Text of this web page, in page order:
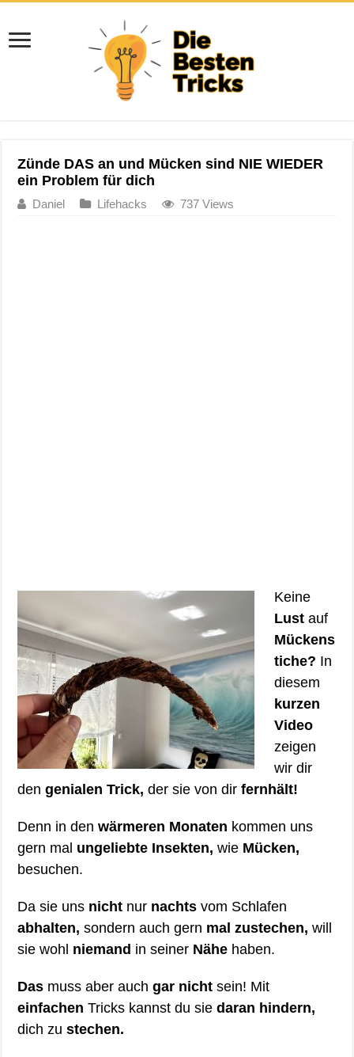
Zünde DAS an und Mücken sind NIE WIEDER
ein Problem für dich
Daniel Lifehacks 737 Views
Keine
Lust auf
Mückens
tiche? In
diesem
kurzen
Video
zeigen
wir dir
dengenialen Trick, der sie von dirfernhält!
Denn in denwärmeren Monaten kommen uns
gern mal ungeliebte Insekten, wie Mücken,
besuchen.
Da sie uns nicht nur nachts vom Schlafen
abhalten, sondern auch gern mal zustechen, will
sie wohl niemand in seiner Nähe haben.
Das muss aber auchgar nicht sein! Mit
einfachen Tricks kannst du siedaran hindern,
dich zustechen.